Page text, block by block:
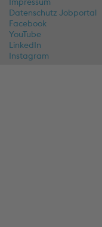
Datenschutz Jobportal
Facebook
YouTube
LinkedIn
Instagram